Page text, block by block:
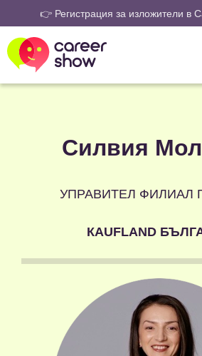
👉 Регистрация за изложители в
Силвия
УПРАВИТЕЛ ФИЛИАЛ
КAUFLAND